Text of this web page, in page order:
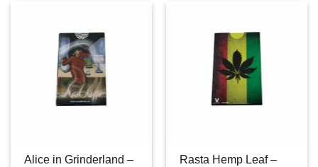
Alice in Grinderland –
Rasta Hemp Leaf –